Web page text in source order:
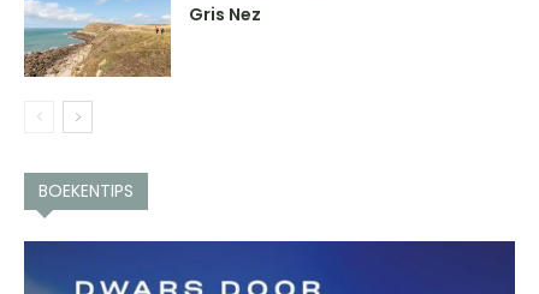
Gris Nez
BOEKENTIPS